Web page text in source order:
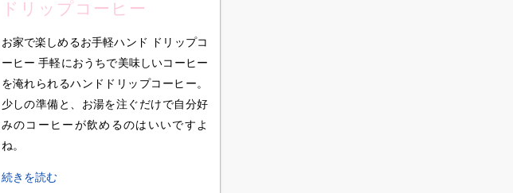
ドリップコーヒー
お家で楽しめるお手軽ハンド ドリップコ
ーヒー 手軽におうちで美味しいコーヒー
を淹れられるハンドドリップコーヒー。
少しの準備と、お湯を注ぐだけで自分好
みのコーヒーが飲めるのはいいですよ
ね。
続きを読む